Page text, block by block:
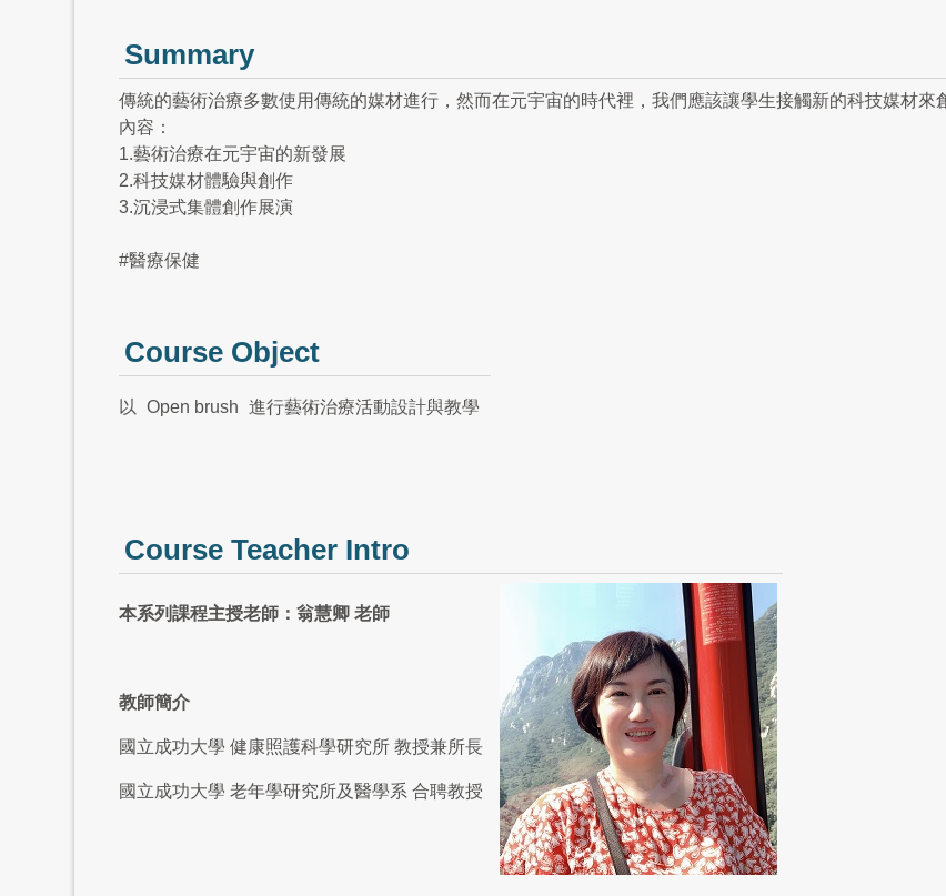
Summary
傳統的藝術治療多數使用傳統的媒材進行，然而在元宇宙的時代裡，我們應該讓學生接觸新的科技媒材來
內容：
1.藝術治療在元宇宙的新發展
2.科技媒材體驗與創作
3.沉浸式集體創作展演
#醫療保健
Course Object
以 Open brush 進行藝術治療活動設計與教學
Course Teacher Intro
本系列課程主授老師：翁慧卿 老師
教師簡介
國立成功大學 健康照護科學研究所 教授兼所長
國立成功大學 老年學研究所及醫學系 合聘教授